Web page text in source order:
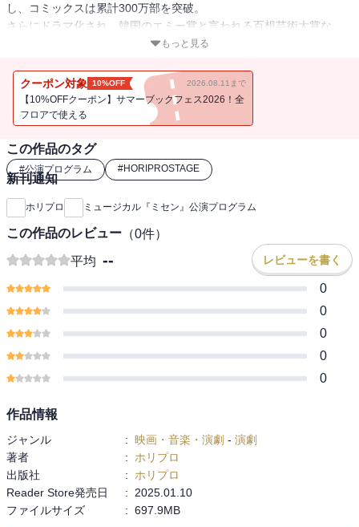
し、コミックスは累計300万部を突破。
さらにドラマ化され、韓国のエミー賞と言われる百想芸術大賞な
ど、2014年度のドラマ賞を総なめにし、「ミセンシンドローム」さ
した大ヒット作品。
日本では、2016年よりピッコマにて連載され、同年、フジテレビ系
にてリメイクドラマ「HOPE～期待ゼロの新入社員～」が放送。
る。
この度、原作漫画「ミセン」が世界で初めて舞台（ミュージカル）
化される。
ミュージカル『ミセン』の公演プログラムです。
オリジナル作品の製作過程を辿る企画や作中の歌詞ページなど観劇
の前後で楽しめる内容が盛り沢山！
インターン同期4名（前田公輝・清水くるみ・内海啓貴・糸川耀士
郎）による大ボリュームの1万字座談会は必見です。
そして、本商品には電子版だけの特典映像（開幕前会見のフル映
公演期間：2025年1月～2月
【大阪公演】新歌舞伎座
【東京公演】めぐろパーシモンホール 大ホール
原作著者：ユン・テホ
著作権者：SUPERCOMIX STUDIO
脚本・歌詞：パク・へリム
音楽：チェ・ジョンユン
翻訳・訳詞：高橋亜子
もっと見る
クーポン対象 10%OFF 2026.08.11まで
【10%OFFクーポン】サマーブックフェス2026！全
フロアで使える
この作品のタグ
#公演プログラム #HORIPROSTAGE
新刊通知
ホリプロ ミュージカル『ミセン』公演プログラム
この作品のレビュー （0件）
平均 -- レビューを書く
0
0
0
0
0
作品情報
ジャンル : 映画・音楽・演劇 - 演劇
著者
:
ホリプロ
出版社
:
ホリプロ
Reader Store発売日
:
2025.01.10
ファイルサイズ
: 697.9MB